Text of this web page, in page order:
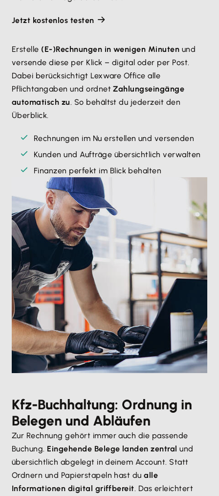
Jetzt kostenlos testen
Erstelle (E-)Rechnungen in wenigen Minuten und
versende diese per Klick – digital oder per Post.
Dabei berücksichtigt Lexware Office alle
Pflichtangaben und ordnetZahlungseingänge
automatisch zu. So behältst du jederzeit den
Überblick.
Rechnungen im Nu erstellen und versenden
Kunden und Aufträge übersichtlich verwalten
Finanzen perfekt im Blick behalten
Kfz-Buchhaltung: Ordnung in
Belegen und Abläufen
Zur Rechnung gehört immer auch die passende
Buchung. Eingehende Belege landen zentral und
übersichtlich abgelegt in deinem Account. Statt
Ordnern und Papierstapeln hast dualle
Informationen digital griffbereit. Das erleichtert